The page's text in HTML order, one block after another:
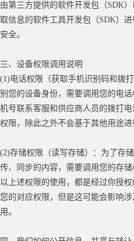
由第三方提供的软件开发包（SDK
取信息的软件工具开发包（SDK）
安全。
三、设备权限调用说明
(1)电话权限（获取手机识别码和拨
别您的设备身份，需要调用您的电
机号联系客服和供应商人员的拨打
权限，
除此之外不会基于其他用途进
(2)存储权限（读写存储）：为了存
传、同步的内容，需要调用您的存储
以上述权限的使用，都是经过你授
您的对应权限，但是这可能会影响
用。